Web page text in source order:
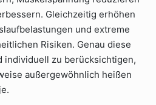
Gleichzeitig erhöhen
und extreme
Risiken. Genau diese
individuell zu berücksichtigen,
außergewöhnlich heißen